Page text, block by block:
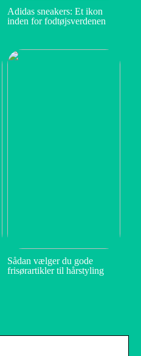
Adidas sneakers: Et ikon
inden for fodtøjsverdenen
Sådan vælger du gode
frisørartikler til hårstyling